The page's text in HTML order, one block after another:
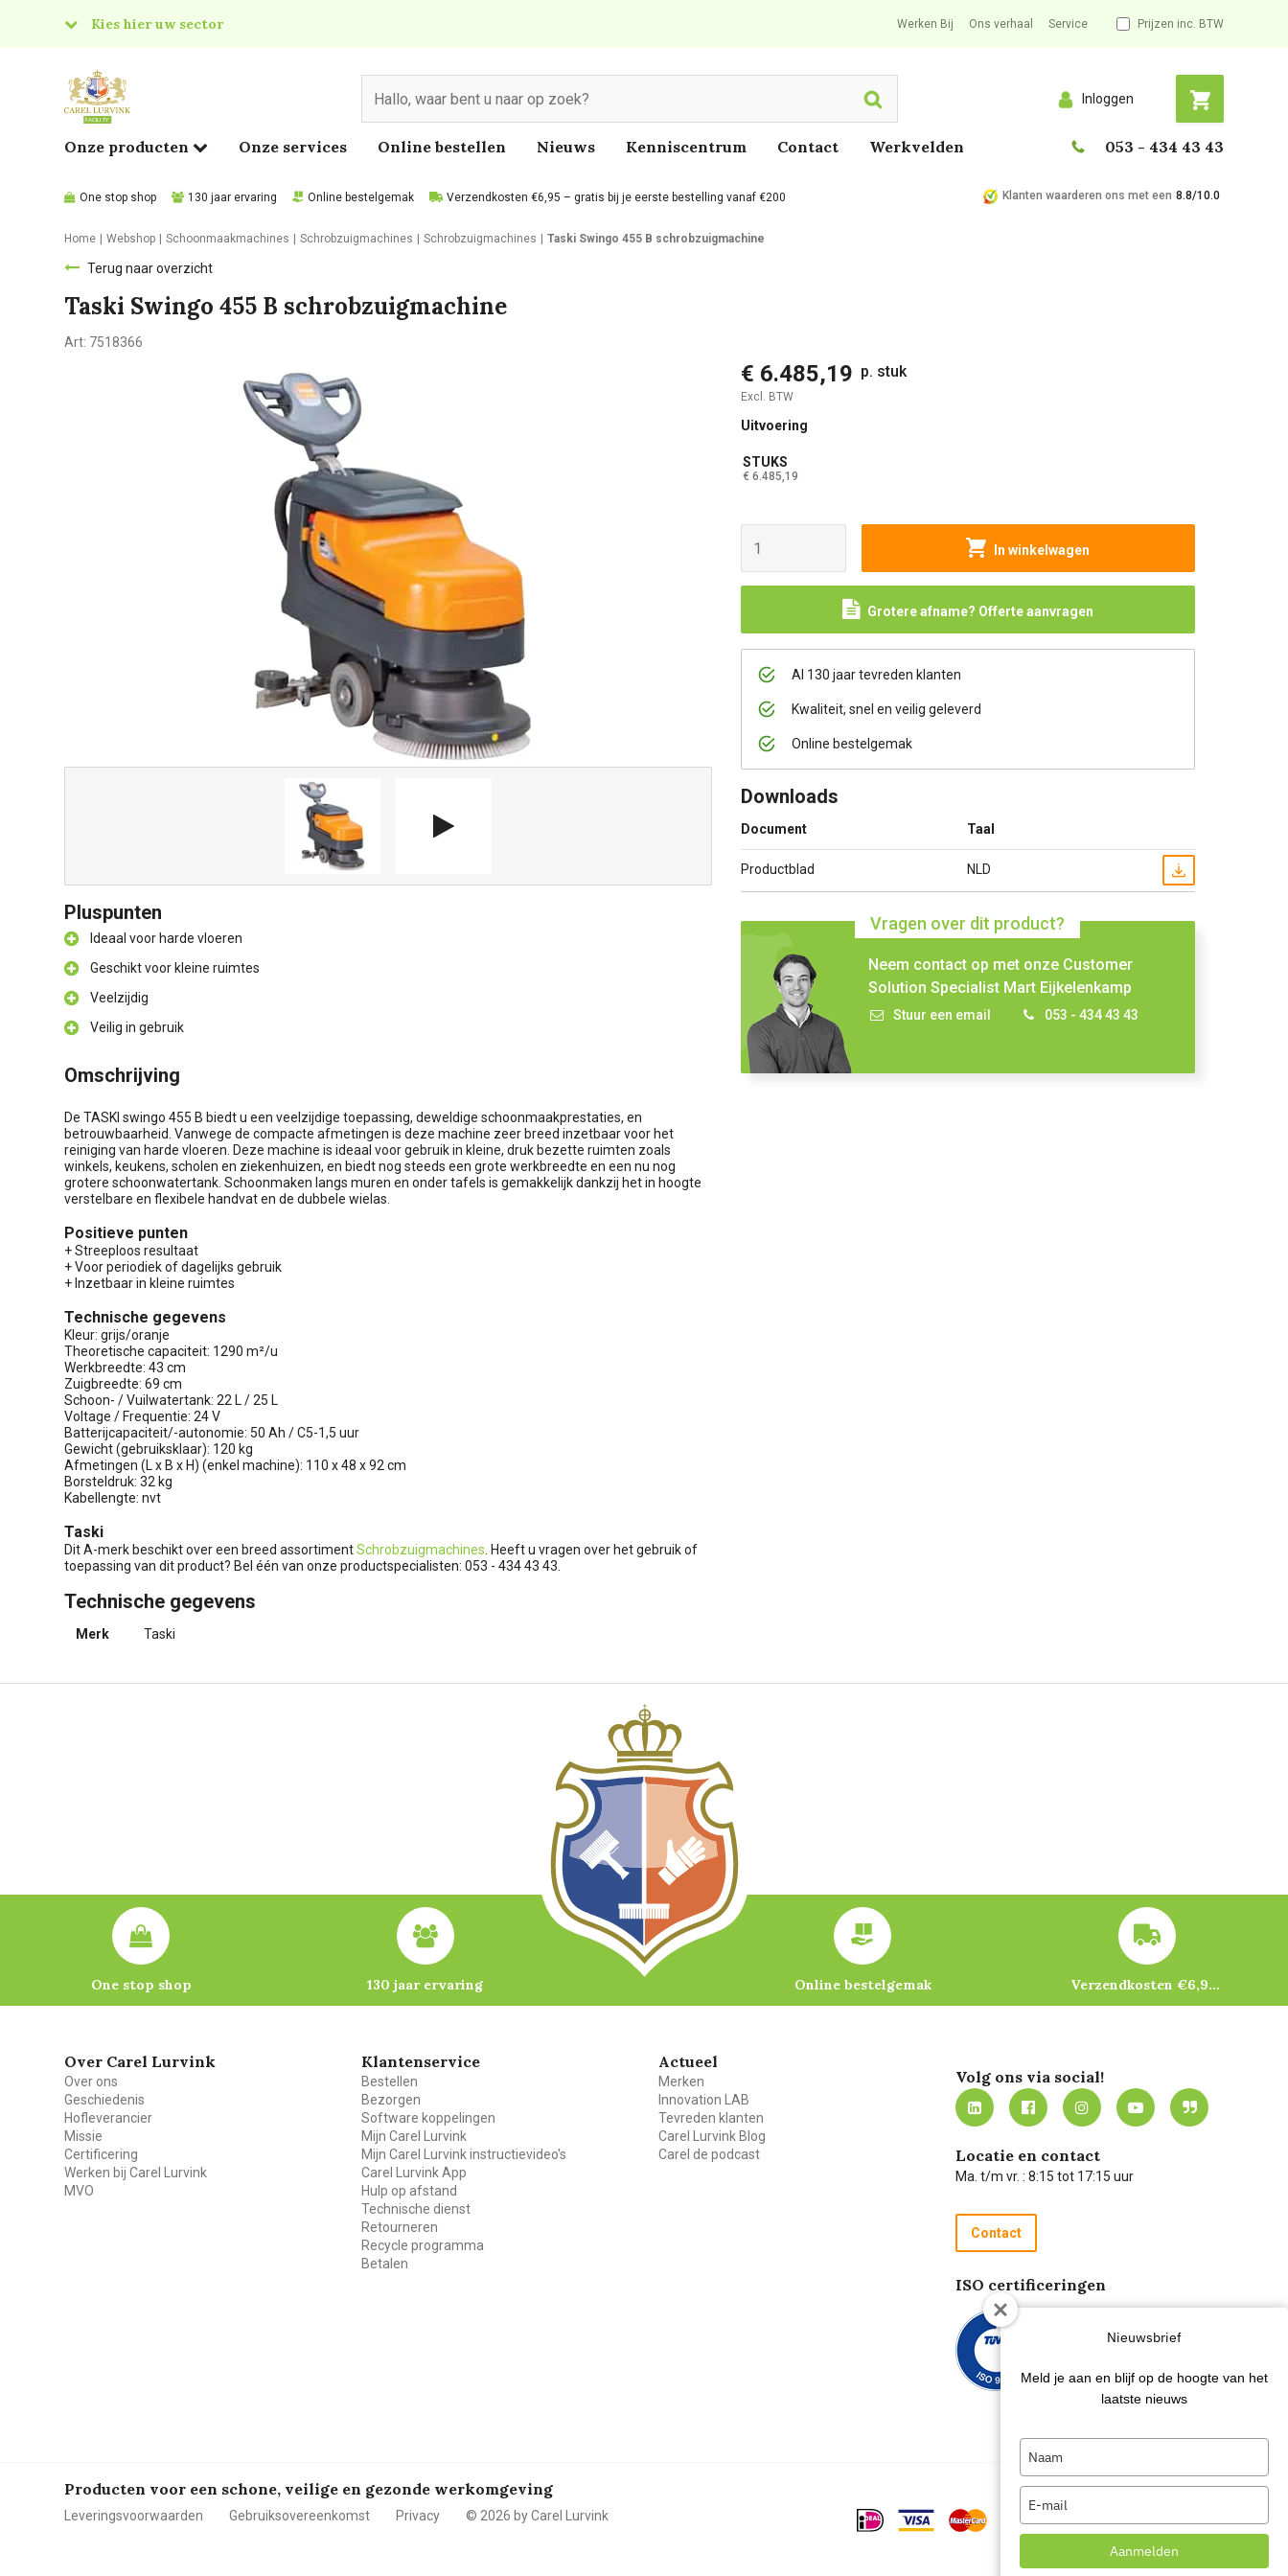
Kies hier uw sector
Food
Werken Bij Ons verhaal Service Prijzen inc. BTW
Search Inloggen
Onze producten Onze services Online bestellen Nieuws Kenniscentrum Contact Werkvelden 053 - 434 43 43
One stop shop 130 jaar ervaring Online bestelgemak Verzendkosten €6,95 – gratis bij je eerste bestelling vanaf €200 Klanten waarderen ons met een 8.8/10.0
Home Webshop Schoonmaakmachines Schrobzuigmachines Schrobzuigmachines Taski Swingo 455 B schrobzuigmachine
Terug naar overzicht
Taski Swingo 455 B schrobzuigmachine
Art: 7518366
€ 6.485,19 p. stuk
Excl. BTW
Uitvoering
STUKS
€ 6.485,19
In winkelwagen
Grotere afname? Offerte aanvragen
Al 130 jaar tevreden klanten
Kwaliteit, snel en veilig geleverd
Online bestelgemak
Downloads
Document Taal
Productblad NLD
Vragen over dit product?
Neem contact op met onze Customer
Solution Specialist Mart Eijkelenkamp
Stuur een email 053 - 434 43 43
Pluspunten
Ideaal voor harde vloeren
Geschikt voor kleine ruimtes
Veelzijdig
Veilig in gebruik
Omschrijving
De TASKI swingo 455 B biedt u een veelzijdige toepassing, deweldige schoonmaakprestaties, en
betrouwbaarheid. Vanwege de compacte afmetingen is deze machine zeer breed inzetbaar voor het
reiniging van harde vloeren. Deze machine is ideaal voor gebruik in kleine, druk bezette ruimten zoals
winkels, keukens, scholen en ziekenhuizen, en biedt nog steeds een grote werkbreedte en een nu nog
grotere schoonwatertank. Schoonmaken langs muren en onder tafels is gemakkelijk dankzij het in hoogte
verstelbare en flexibele handvat en de dubbele wielas.
Positieve punten
+ Streeploos resultaat
+ Voor periodiek of dagelijks gebruik
+ Inzetbaar in kleine ruimtes
Technische gegevens
Kleur: grijs/oranje
Theoretische capaciteit: 1290 m²/u
Werkbreedte: 43 cm
Zuigbreedte: 69 cm
Schoon- / Vuilwatertank: 22 L / 25 L
Voltage / Frequentie: 24 V
Batterijcapaciteit/-autonomie: 50 Ah / C5-1,5 uur
Gewicht (gebruiksklaar): 120 kg
Afmetingen (L x B x H) (enkel machine): 110 x 48 x 92 cm
Borsteldruk: 32 kg
Kabellengte: nvt
Taski
Dit A-merk beschikt over een breed assortimentSchrobzuigmachines . Heeft u vragen over het gebruik of
toepassing van dit product? Bel één van onze productspecialisten: 053 - 434 43 43.
Technische gegevens
Merk Taski
One stop shop 130 jaar ervaring Online bestelgemak Verzendkosten €6,95 – gratis bij je eerste bestelling vanaf €200
Over Carel Lurvink
Over ons
Geschiedenis
Hofleverancier
Missie
Certificering
Werken bij Carel Lurvink
MVO
Klantenservice
Bestellen
Bezorgen
Software koppelingen
Mijn Carel Lurvink
Mijn Carel Lurvink instructievideo's
Carel Lurvink App
Hulp op afstand
Technische dienst
Retourneren
Recycle programma
Betalen
Actueel
Merken
Innovation LAB
Tevreden klanten
Carel Lurvink Blog
Carel de podcast
Volg ons via social!
Locatie en contact
Ma. t/m vr. : 8:15 tot 17:15 uur
Contact
ISO certificeringen
Producten voor een schone, veilige en gezonde werkomgeving
Leveringsvoorwaarden Gebruiksovereenkomst Privacy © 2026 by Carel Lurvink
Nieuwsbrief
Meld je aan en blijf op de hoogte van het
laatste nieuws
name
email
Aanmelden